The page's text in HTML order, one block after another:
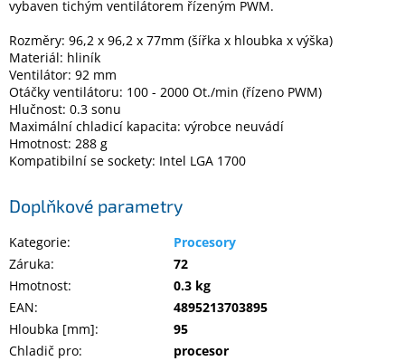
%
Black
Friday
VÝPRODEJ
Akční
zboží
TONERY
A
OEM
Sestavy
počítačů
Inpraise
vybaven tichým ventilátorem řízeným PWM.
Rozměry: 96,2 x 96,2 x 77mm (šířka x hloubka x výška)
Materiál: hliník
Ventilátor: 92 mm
Otáčky ventilátoru: 100 - 2000 Ot./min (řízeno PWM)
Hlučnost: 0.3 sonu
Maximální chladicí kapacita: výrobce neuvádí
Hmotnost: 288 g
Kompatibilní se sockety: Intel LGA 1700
Doplňkové parametry
Kategorie:
Procesory
Záruka:
72
Hmotnost:
0.3 kg
EAN:
4895213703895
Hloubka [mm]:
95
Chladič pro:
procesor